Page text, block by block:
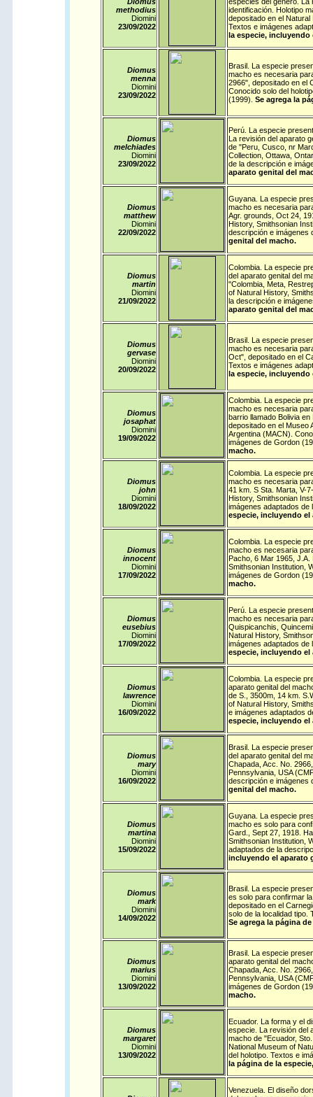
methodius
Diomini
23/09/2022
identificación. Holotipo
depositado en el
Textos e imágenes
la especie, incluyendo
Diomus
menna
Diomini
23/09/2022
Brasil. La especie
macho es necesaria
2966", depositado en el
Conocido solo del
(1999). Se agrega la
Diomus
melchiades
Diomini
23/09/2022
Perú. La especie
La revisión del aparato
de "Peru, Cusco, nr
Collection, Ottawa,
de la descripción e
aparato genital del
Diomus
matthew
Diomini
22/09/2022
Guyana. La especie
macho es necesaria
Agr. grounds, Oct 24,
History, Smithsonian
descripción e imágenes
genital del macho.
Diomus
martin
Diomini
21/09/2022
Colombia. La especie
del aparato genital del
"Colombia, Meta,
of Natural History,
la descripción e
aparato genital del
Diomus
gervase
Diomini
20/09/2022
Brasil. La especie
macho es necesaria
Oct", depositado en el
Textos e imágenes
la especie, incluyendo
Diomus
josaphat
Diomini
19/09/2022
Colombia. La especie
macho es necesaria
barrio llamado Bolivia
depositado en el Museo
Argentina (MACN).
imágenes de Gordon
macho.
Diomus
john
Diomini
18/09/2022
Colombia. La especie
macho es necesaria
41 km. S Sta. Marta, V-
History, Smithsonian
imágenes adaptados
especie, incluyendo el
Diomus
innocent
Diomini
17/09/2022
Colombia. La especie
macho es necesaria
Pacho, 6 Mar 1965, J.A.
Smithsonian Institution,
imágenes de Gordon
macho.
Diomus
eusebius
Diomini
17/09/2022
Perú. La especie
macho es necesaria
Quispicanchis,
Natural History,
imágenes adaptados
especie, incluyendo el
Diomus
lawrence
Diomini
16/09/2022
Colombia. La especie
aparato genital del
de S., 3500m, 14 km.
of Natural History,
e imágenes adaptados
especie, incluyendo el
Diomus
mary
Diomini
16/09/2022
Brasil. La especie
del aparato genital del
Chapada, Acc. No.
Pennsylvania, USA
descripción e imágenes
genital del macho.
Diomus
martina
Diomini
15/09/2022
Guyana. La especie
macho es solo para
Gard., Sept 27, 1918.
Smithsonian Institution,
adaptados de la
incluyendo el aparato
Diomus
mark
Diomini
14/09/2022
Brasil. La especie
es solo para confirmar
depositado en el
solo de la localidad tipo.
Se agrega la página
Diomus
marius
Diomini
13/09/2022
Brasil. La especie
aparato genital del
Chapada, Acc. No.
Pennsylvania, USA
imágenes de Gordon
macho.
Diomus
margaret
Diomini
13/09/2022
Ecuador. La forma y el
especie. La revisión del
macho de "Ecuador,
National Museum of
del holotipo. Textos e
la página de la
Venezuela. El diseño